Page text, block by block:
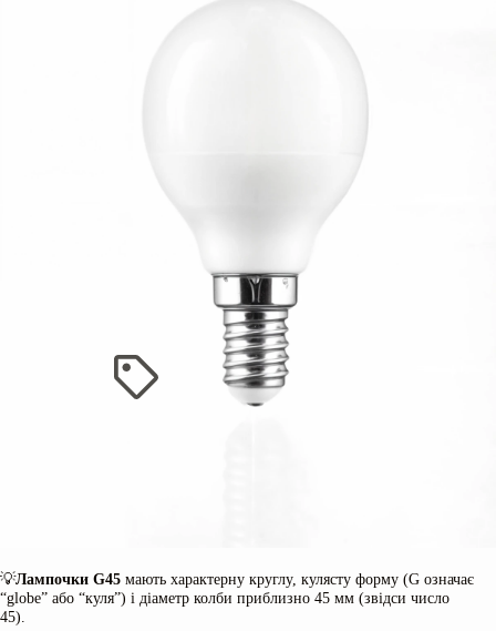
💡Лампочки G45 мають характерну круглу, кулясту форму (G означає
“globe” або “куля”) і діаметр колби приблизно 45 мм (звідси число
45).